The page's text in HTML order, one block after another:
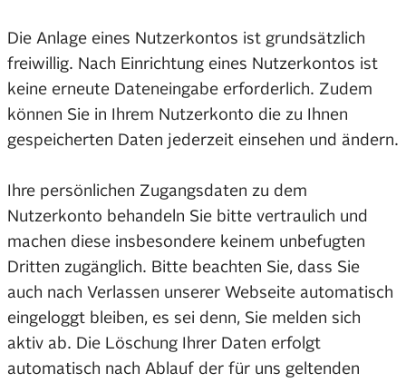
Die Anlage eines Nutzerkontos ist grundsätzlich
freiwillig. Nach Einrichtung eines Nutzerkontos ist
keine erneute Dateneingabe erforderlich. Zudem
können Sie in Ihrem Nutzerkonto die zu Ihnen
gespeicherten Daten jederzeit einsehen und ändern.
Ihre persönlichen Zugangsdaten zu dem
Nutzerkonto behandeln Sie bitte vertraulich und
machen diese insbesondere keinem unbefugten
Dritten zugänglich. Bitte beachten Sie, dass Sie
auch nach Verlassen unserer Webseite automatisch
eingeloggt bleiben, es sei denn, Sie melden sich
aktiv ab. Die Löschung Ihrer Daten erfolgt
automatisch nach Ablauf der für uns geltenden